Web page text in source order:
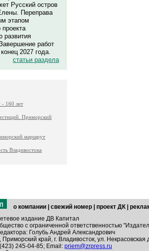
Русский остров
Переправа
этапом
развития
работ
2027 года.
статьи раздела
- 160 лет
Приморский
маршрут
Владивостока
о компании свежий номер проект ДК
издание ДВ Капитал
с ограниченной ответственностью
Голубь Андрей Александрович
край, г. Владивосток, ул.
245-04-85; Email: priem@zrpress.ru